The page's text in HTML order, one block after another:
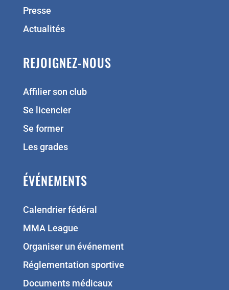
Presse
Actualités
REJOIGNEZ-NOUS
Affilier son club
Se licencier
Se former
Les grades
ÉVÉNEMENTS
Calendrier fédéral
MMA League
Organiser un événement
Réglementation sportive
Documents médicaux